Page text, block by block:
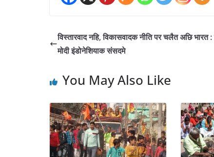
विस्तारवाद नहि, विकासवादक नीति पर चलैत अछि भारत :
मोदी इंडोनेशियाक संसदमे
You May Also Like